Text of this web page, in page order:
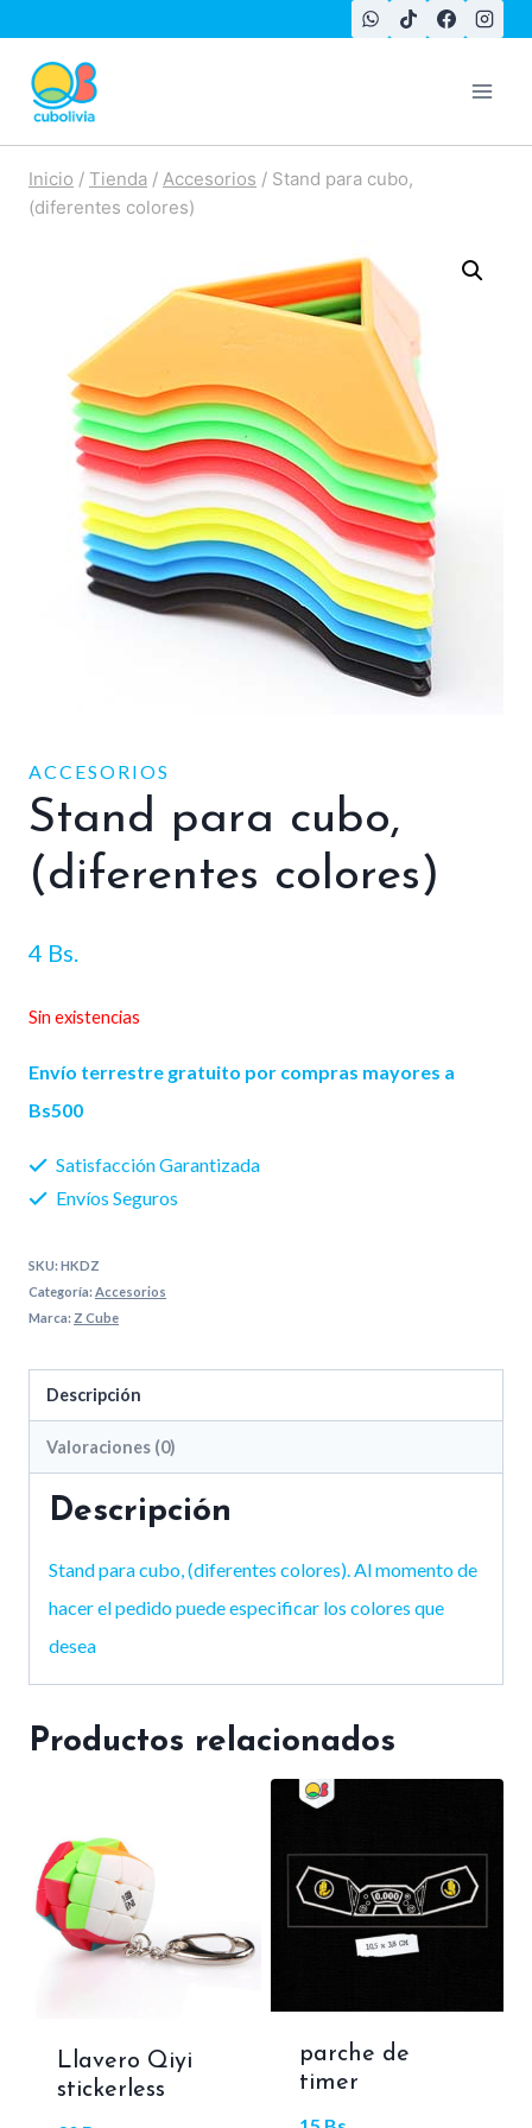
contenido
Inicio / Tienda / Accesorios / Stand para cubo,
(diferentes colores)
ACCESORIOS
Stand para cubo,
(diferentes colores)
4 Bs.
Sin existencias
Envío terrestre gratuito por compras mayores a
Bs500
Satisfacción Garantizada
Envíos Seguros
SKU:HKDZ
Categoría:Accesorios
Marca: Z Cube
Descripción
Valoraciones (0)
Descripción
Stand para cubo, (diferentes colores). Al momento de
hacer el pedido puede especificar los colores que
desea
Productos relacionados
Llavero Qiyi
stickerless
parche de
timer